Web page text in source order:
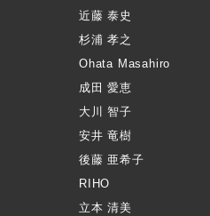
近藤 泰史
杉浦 孝之
Ohata Masahiro
成田 愛恵
大川 智子
安井 竜樹
後藤 亜希子
RIHO
立本 清美